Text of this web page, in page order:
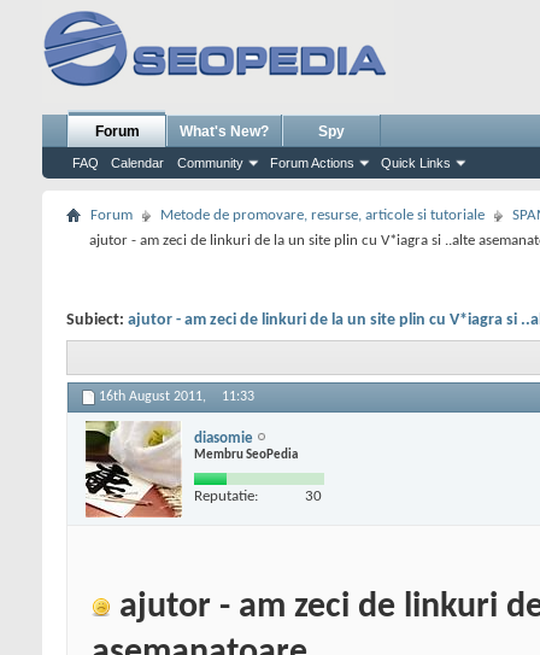
Forum
FAQ Calendar Community Forum Actions Quick Links
What's New? Spy
Forum Metode de promovare, resurse, articole si tutoriale
ajutor - am zeci de linkuri de la un site plin cu V*iagra si ..alte
Subiect: ajutor - am zeci de linkuri de la un site plin cu V*iagra si
16th August 2011, 11:33
diasomie
Membru SeoPedia
Reputatie: 30
ajutor - am zeci de linkuri